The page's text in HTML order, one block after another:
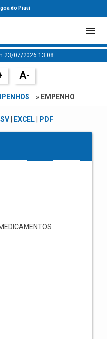
do Piauí
23/07/2026 13:08
A-
» EMPENHO
| EXCEL| PDF